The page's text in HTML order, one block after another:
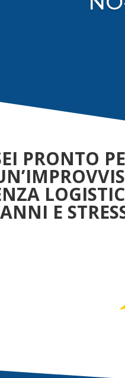
PRONTO
E